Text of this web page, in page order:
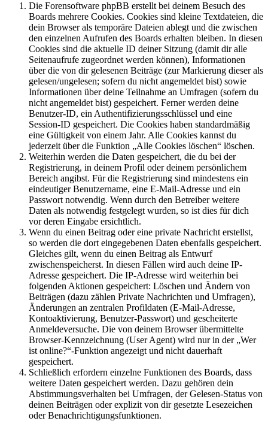
Die Forensoftware phpBB erstellt bei deinem Besuch des
Boards mehrere Cookies. Cookies sind kleine Textdateien, die
dein Browser als temporäre Dateien ablegt und die zwischen
den einzelnen Aufrufen des Boards erhalten bleiben. In diesen
Cookies sind die aktuelle ID deiner Sitzung (damit dir alle
Seitenaufrufe zugeordnet werden können), Informationen
über die von dir gelesenen Beiträge (zur Markierung dieser als
gelesen/ungelesen; sofern du nicht angemeldet bist) sowie
Informationen über deine Teilnahme an Umfragen (sofern du
nicht angemeldet bist) gespeichert. Ferner werden deine
Benutzer-ID, ein Authentifizierungsschlüssel und eine
Session-ID gespeichert. Die Cookies haben standardmäßig
eine Gültigkeit von einem Jahr. Alle Cookies kannst du
jederzeit über die Funktion „Alle Cookies löschen“ löschen.
Weiterhin werden die Daten gespeichert, die du bei der
Registrierung, in deinem Profil oder deinem persönlichem
Bereich angibst. Für die Registrierung sind mindestens ein
eindeutiger Benutzername, eine E-Mail-Adresse und ein
Passwort notwendig. Wenn durch den Betreiber weitere
Daten als notwendig festgelegt wurden, so ist dies für dich
vor deren Eingabe ersichtlich.
Wenn du einen Beitrag oder eine private Nachricht erstellst,
so werden die dort eingegebenen Daten ebenfalls gespeichert.
Gleiches gilt, wenn du einen Beitrag als Entwurf
zwischenspeicherst. In diesen Fällen wird auch deine IP-
Adresse gespeichert. Die IP-Adresse wird weiterhin bei
folgenden Aktionen gespeichert: Löschen und Ändern von
Beiträgen (dazu zählen Private Nachrichten und Umfragen),
Änderungen an zentralen Profildaten (E-Mail-Adresse,
Kontoaktivierung, Benutzer-Passwort) und gescheiterte
Anmeldeversuche. Die von deinem Browser übermittelte
Browser-Kennzeichnung (User Agent) wird nur in der „Wer
ist online?“-Funktion angezeigt und nicht dauerhaft
gespeichert.
Schließlich erfordern einzelne Funktionen des Boards, dass
weitere Daten gespeichert werden. Dazu gehören dein
Abstimmungsverhalten bei Umfragen, der Gelesen-Status von
deinen Beiträgen oder explizit von dir gesetzte Lesezeichen
oder Benachrichtigungsfunktionen.